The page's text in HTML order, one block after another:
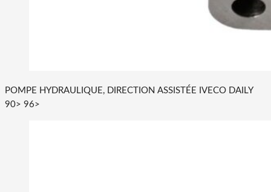
POMPE HYDRAULIQUE, DIRECTION ASSISTÉE IVECO DAILY
90> 96>